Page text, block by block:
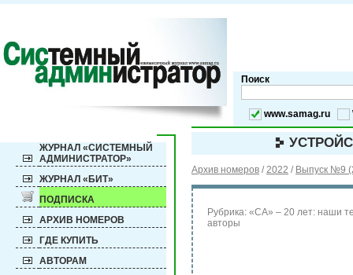
Поиск
www.samag.ru
ЖУРНАЛ «СИСТЕМНЫЙ
АДМИНИСТРАТОР»
ЖУРНАЛ «БИТ»
ПОДПИСКА
АРХИВ НОМЕРОВ
ГДЕ КУПИТЬ
АВТОРАМ
Архив номеров / 2022 / Выпуск №9
Рубрика: «СА» – 20 лет: наши
авторы